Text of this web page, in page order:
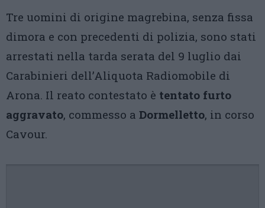
Tre uomini di origine magrebina, senza fissa
dimora e con precedenti di polizia, sono stati
arrestati nella tarda serata del 9 luglio dai
Carabinieri dell’Aliquota Radiomobile di
Arona. Il reato contestato è tentato furto
aggravato, commesso a Dormelletto, in corso
Cavour.